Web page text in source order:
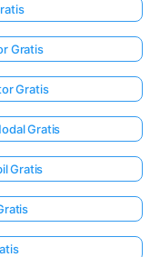
Gratis
Gratis
Gratis
Gratis